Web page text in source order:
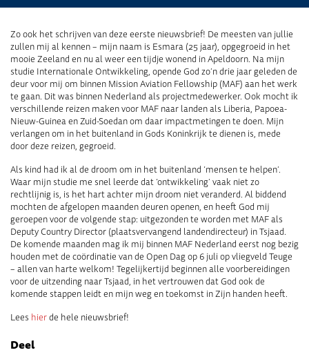
Zo ook het schrijven van deze eerste nieuwsbrief! De meesten van jullie
zullen mij al kennen – mijn naam is Esmara (25 jaar), opgegroeid in het
mooie Zeeland en nu al weer een tijdje wonend in Apeldoorn. Na mijn
studie Internationale Ontwikkeling, opende God zo’n drie jaar geleden de
deur voor mij om binnen Mission Aviation Fellowship (MAF) aan het werk
te gaan. Dit was binnen Nederland als projectmedewerker. Ook mocht ik
verschillende reizen maken voor MAF naar landen als Liberia, Papoea-
Nieuw-Guinea en Zuid-Soedan om daar impactmetingen te doen. Mijn
verlangen om in het buitenland in Gods Koninkrijk te dienen is, mede
door deze reizen, gegroeid.
Als kind had ik al de droom om in het buitenland ‘mensen te helpen’.
Waar mijn studie me snel leerde dat ‘ontwikkeling’ vaak niet zo
rechtlijnig is, is het hart achter mijn droom niet veranderd. Al biddend
mochten de afgelopen maanden deuren openen, en heeft God mij
geroepen voor de volgende stap: uitgezonden te worden met MAF als
Deputy Country Director (plaatsvervangend landendirecteur) in Tsjaad.
De komende maanden mag ik mij binnen MAF Nederland eerst nog bezig
houden met de coördinatie van de Open Dag op 6 juli op vliegveld Teuge
– allen van harte welkom! Tegelijkertijd beginnen alle voorbereidingen
voor de uitzending naar Tsjaad, in het vertrouwen dat God ook de
komende stappen leidt en mijn weg en toekomst in Zijn handen heeft.
Lees hierde hele nieuwsbrief!
Deel